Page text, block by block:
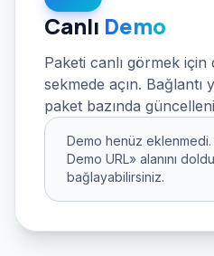
Canlı Demo
Paketi canlı görmek için
sekmede açın. Bağlantı
paket bazında
Demo henüz eklenmedi.
Demo URL» alanını
bağlayabilirsiniz.